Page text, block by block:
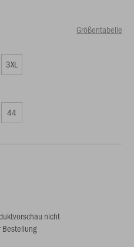
Größentabelle
3XL
44
nicht
Bestellung